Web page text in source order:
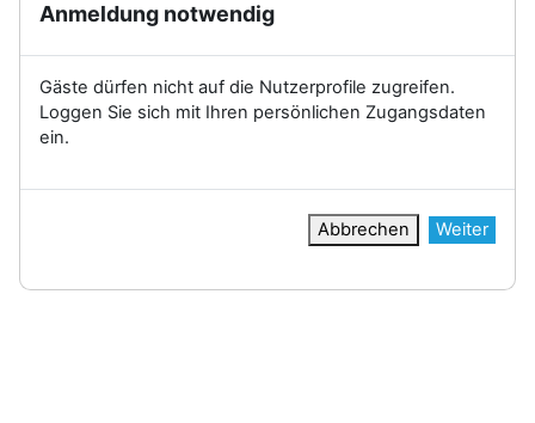
Anmeldung notwendig
Gäste dürfen nicht auf die Nutzerprofile zugreifen.
Loggen Sie sich mit Ihren persönlichen Zugangsdaten
ein.
Abbrechen Weiter